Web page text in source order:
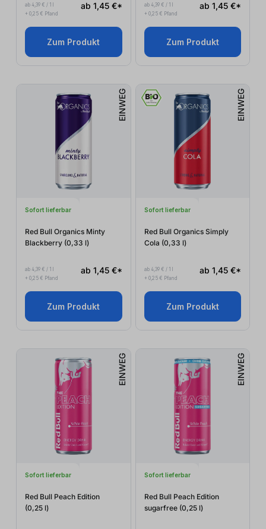
ab 4,39 € / 1 l
+ 0,25 € Pfand
ab 1,45 €*
Zum Produkt
ab 4,39 € / 1 l
+ 0,25 € Pfand
ab 1,45 €*
Zum Produkt
EINWEG
Sofort lieferbar
Red Bull Organics Minty
Blackberry (0,33 l)
ab 4,39 € / 1 l
+ 0,25 € Pfand
ab 1,45 €*
Zum Produkt
EINWEG
Sofort lieferbar
Red Bull Organics Simply
Cola (0,33 l)
ab 4,39 € / 1 l
+ 0,25 € Pfand
ab 1,45 €*
Zum Produkt
EINWEG
Sofort lieferbar
Red Bull Peach Edition
(0,25 l)
EINWEG
Sofort lieferbar
Red Bull Peach Edition
sugarfree (0,25 l)